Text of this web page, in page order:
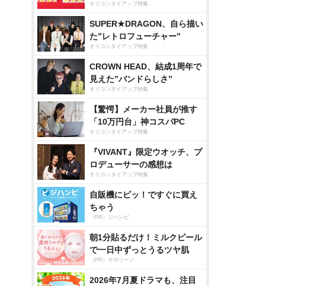
オリコンタイアップ特集
SUPER★DRAGON、自ら描い
た”レトロフューチャー”
オリコンタイアップ特集
CROWN HEAD、結成1周年で
見えた”バンドらしさ”
オリコンタイアップ特集
【驚愕】メーカー社員が推す
「10万円台」神コスパPC
オリコンタイアップ特集
『VIVANT』限定ウオッチ、プ
ロデューサーの感想は
オリコンタイアップ特集
自販機にピッ！ですぐに買え
ちゃう
（PR）ジハンピ
朝1分貼るだけ！ミルクピール
で一日中ずっとうるツヤ肌
（PR）サボリーノ
2026年7月夏ドラマも、注目